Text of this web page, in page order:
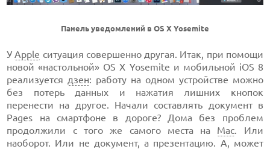
Панель уведомлений в OS X Yosemite
УApple ситуация совершенно другая. Итак, при помощи
новой «настольной» OS X Yosemite и мобильной iOS 8
реализуется дзен: работу на одном устройстве можно
без потерь данных и нажатия лишних кнопок
перенести на другое. Начали составлять документ в
Pages на смартфоне в дороге? Дома без проблем
продолжили с того же самого места на Mac. Или
наоборот. Или не документ, а презентацию. А, может